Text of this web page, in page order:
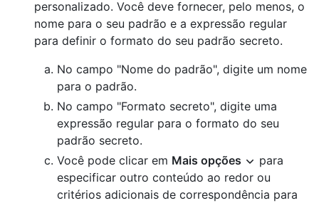
personalizado. Você deve fornecer, pelo menos, o
nome para o seu padrão e a expressão regular
para definir o formato do seu padrão secreto.
No campo "Nome do padrão", digite um nome
para o padrão.
No campo "Formato secreto", digite uma
expressão regular para o formato do seu
padrão secreto.
Você pode clicar em Mais opções
para
especificar outro conteúdo ao redor ou
critérios adicionais de correspondência para